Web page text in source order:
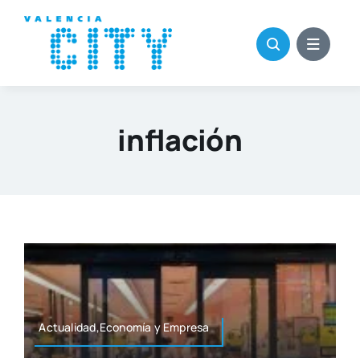
contenido
inflación
Actualidad,Economía y Empre­sa